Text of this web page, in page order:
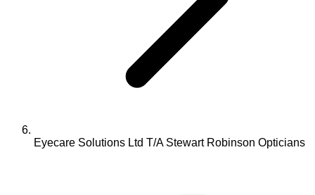
Eyecare Solutions Ltd T/A Stewart Robinson Opticians